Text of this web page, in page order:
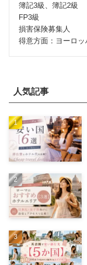
簿記3級、簿記2級
FP3級
損害保険募集人
得意方面：ヨーロッ
人気記事